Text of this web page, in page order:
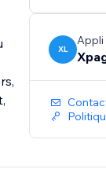
XL
Appli